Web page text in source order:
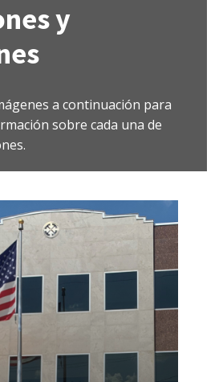
y
a continuación para
sobre cada una de